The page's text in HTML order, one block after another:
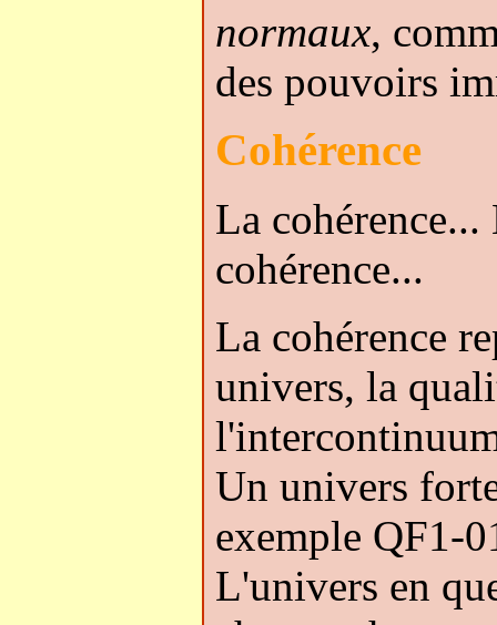
normaux,
des pouvoirs
Cohérence
La
cohérence...
La cohérence
univers, la
Un univers
exemple QF1-
L'univers en